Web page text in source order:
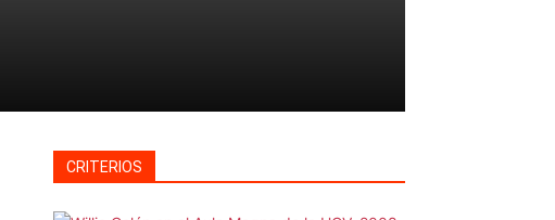
CRITERIOS